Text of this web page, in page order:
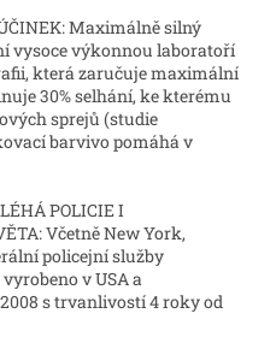
Maximálně silný
vysoce výkonnou laboratoří
která zaručuje maximální
30% selhání, ke kterému
sprejů (studie
barvivo pomáhá v
POLICIE I
Včetně New York,
policejní služby
v USA a
s trvanlivostí 4 roky od